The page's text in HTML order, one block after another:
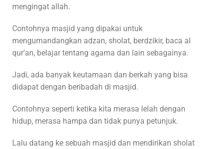
mengingat allah.
Contohnya masjid yang dipakai untuk
mengumandangkan adzan, sholat, berdzikir, baca al
qur’an, belajar tentang agama dan lain sebagainya.
Jadi, ada banyak keutamaan dan berkah yang bisa
didapat dengan beribadah di masjid.
Contohnya seperti ketika kita merasa lelah dengan
hidup, merasa hampa dan tidak punya petunjuk.
Lalu datang ke sebuah masjid dan mendirikan sholat